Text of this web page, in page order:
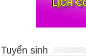
Tuyển sinh